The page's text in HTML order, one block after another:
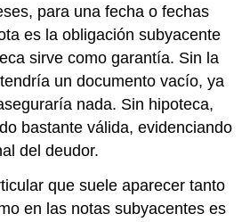
para una fecha o fechas
es la obligación subyacente
sirve como garantía. Sin la
un documento vacío, ya
nada. Sin hipoteca,
bastante válida, evidenciando
del deudor.
que suele aparecer tanto
en las notas subyacentes es